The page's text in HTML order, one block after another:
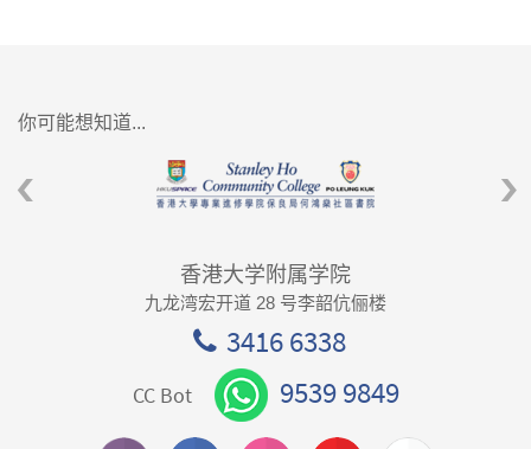
你可能想知道...
香港大学附属学院
九龙湾宏开道 28 号李韶伉俪楼
3416 6338
CC Bot 9539 9849